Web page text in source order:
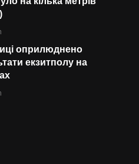
оприлюднено
екзитполу на